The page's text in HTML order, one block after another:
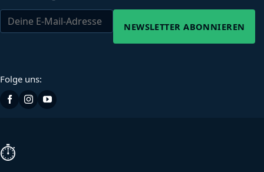
NEWSLETTER ABONNIEREN
Folge uns:
⏱